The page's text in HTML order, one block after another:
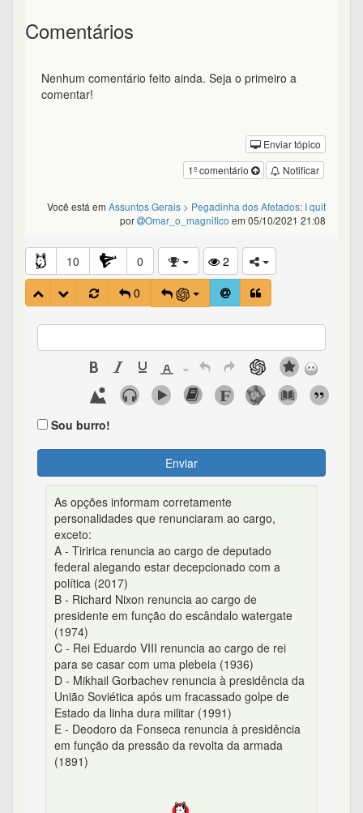
Comentários
Nenhum comentário feito ainda. Seja o primeiro a
comentar!
Enviar tópico
Notificar
1º comentário
Você está em Assuntos Gerais > Pegadinha dos Afetados: I quit
por
Omar_o_magnifico em 05/10/2021 21:08
10 0
2
0
Sou burro!
Enviar
As opções informam corretamente
personalidades que renunciaram ao cargo,
exceto:
A - Tiririca renuncia ao cargo de deputado
federal alegando estar decepcionado com a
política (2017)
B - Richard Nixon renuncia ao cargo de
presidente em função do escândalo watergate
(1974)
C - Rei Eduardo VIII renuncia ao cargo de rei
para se casar com uma plebeia (1936)
D - Mikhail Gorbachev renuncia à presidência da
União Soviética após um fracassado golpe de
Estado da linha dura militar (1991)
E - Deodoro da Fonseca renuncia à presidência
em função da pressão da revolta da armada
(1891)